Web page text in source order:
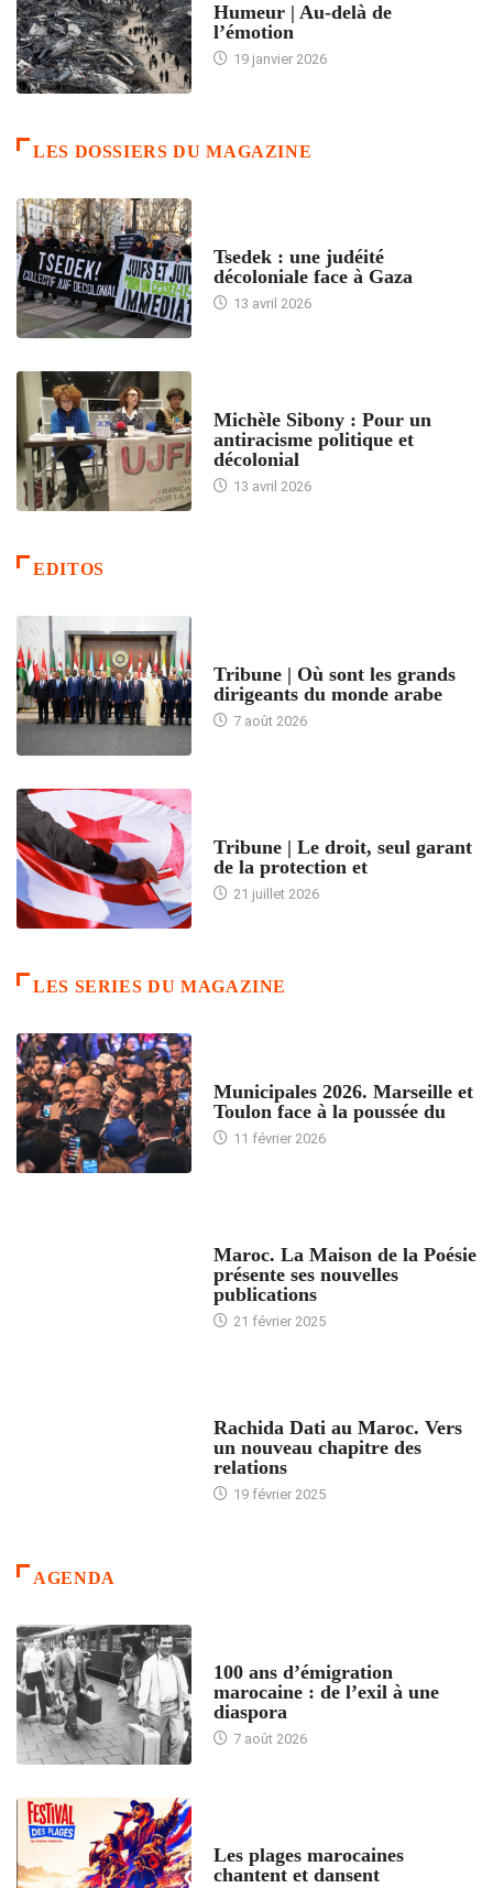
Humeur | Au-delà de
l’émotion
19 janvier 2026
LES DOSSIERS DU MAGAZINE
Tsedek : une judéité
décoloniale face à Gaza
13 avril 2026
Michèle Sibony : Pour un
antiracisme politique et
décolonial
13 avril 2026
EDITOS
Tribune | Où sont les grands
dirigeants du monde arabe
7 août 2026
Tribune | Le droit, seul garant
de la protection et
21 juillet 2026
LES SERIES DU MAGAZINE
Municipales 2026. Marseille et
Toulon face à la poussée du
11 février 2026
Maroc. La Maison de la Poésie
présente ses nouvelles
publications
21 février 2025
Rachida Dati au Maroc. Vers
un nouveau chapitre des
relations
19 février 2025
AGENDA
100 ans d’émigration
marocaine : de l’exil à une
diaspora
7 août 2026
Les plages marocaines
chantent et dansent